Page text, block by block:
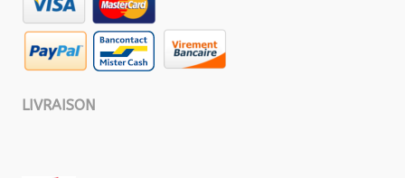
LIVRAISON